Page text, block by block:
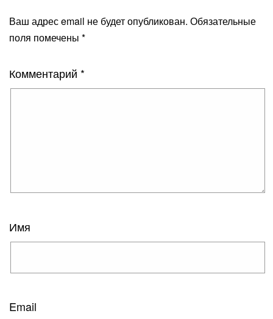
Ваш адрес email не будет опубликован. Обязательные
поля помечены *
Комментарий *
Имя
Email